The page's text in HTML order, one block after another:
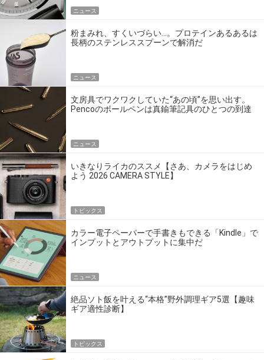
ニュース
粉まみれ、すくいづらい…。プロテインあるあるは
長柄のステンレススプーンで解消だ
ニュース
文房具でワクワクしていた“あの頃”を思い出す。
Pencoのボールペンは真鍮筆記具のひとつの到達
ニュース
いきなりライカのススメ【さあ、カメラをはじめ
よう 2026 CAMERA STYLE】
トピックス
カラー電子ペーパーで手書きもできる「Kindle」で
インプットとアウトプットに集中だ
ニュース
絶品ソト飯を叶える“本格”野外調理ギア5選【趣味
ギア適性診断】
トピックス